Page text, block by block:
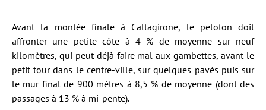
Avant la montée finale à Caltagirone, le peloton doit
affronter une petite côte à 4 % de moyenne sur neuf
kilomètres, qui peut déjà faire mal aux gambettes, avant le
petit tour dans le centre-ville, sur quelques pavés puis sur
le mur final de 900 mètres à 8,5 % de moyenne (dont des
passages à 13 % à mi-pente).